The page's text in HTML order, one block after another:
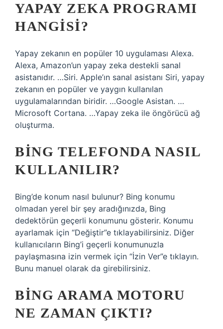
YAPAY ZEKA PROGRAMI
HANGISI?
Yapay zekanın en popüler 10 uygulaması Alexa.
Alexa, Amazon’un yapay zeka destekli sanal
asistanıdır. …Siri. Apple’ın sanal asistanı Siri, yapay
zekanın en popüler ve yaygın kullanılan
uygulamalarından biridir. …Google Asistan. …
Microsoft Cortana. …Yapay zeka ile öngörücü ağ
oluşturma.
BING TELEFONDA NASIL
KULLANILIR?
Bing’de konum nasıl bulunur? Bing konumu
olmadan yerel bir şey aradığınızda, Bing
dedektörün geçerli konumunu gösterir. Konumu
ayarlamak için “Değiştir”e tıklayabilirsiniz. Diğer
kullanıcıların Bing’i geçerli konumunuzla
paylaşmasına izin vermek için “İzin Ver”e tıklayın.
Bunu manuel olarak da girebilirsiniz.
BING ARAMA MOTORU
NE ZAMAN ÇIKTI?